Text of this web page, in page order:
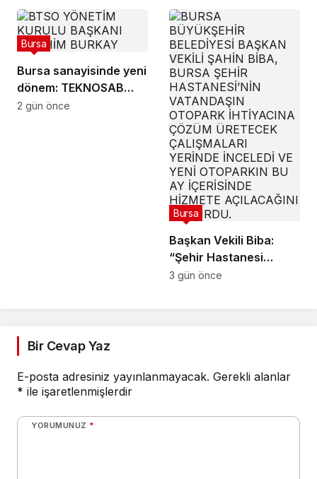
Bursa sanayisinde yeni
dönem: TEKNOSAB
KOBİ OSB ile dev
Bursa
2 gün önce
Başkan Vekili Biba:
“Şehir Hastanesi
otoparkı bu ay hizmete
Bursa
3 gün önce
Bir Cevap Yaz
E-posta adresiniz yayınlanmayacak. Gerekli alanlar
* ile işaretlenmişlerdir
YORUMUNUZ *